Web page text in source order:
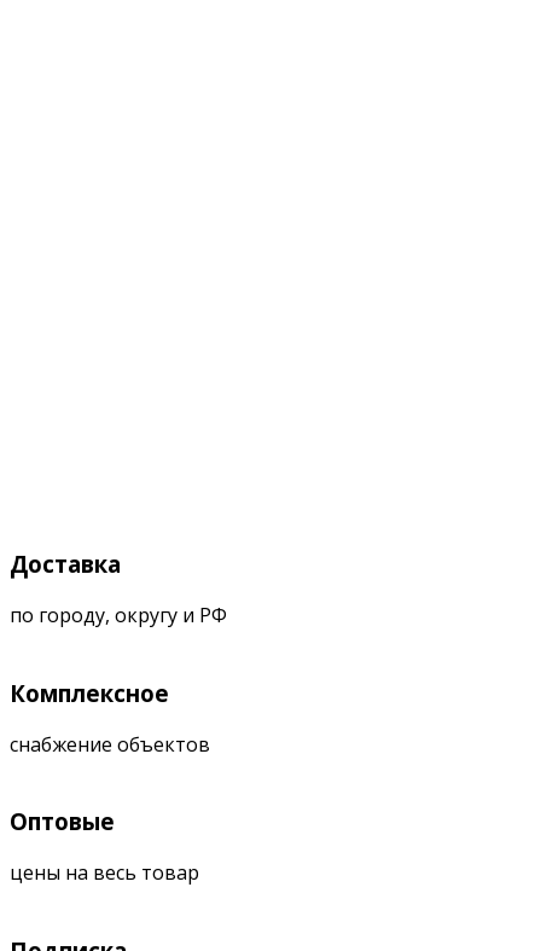
Доставка
по городу, округу и РФ
Комплексное
снабжение объектов
Оптовые
цены на весь товар